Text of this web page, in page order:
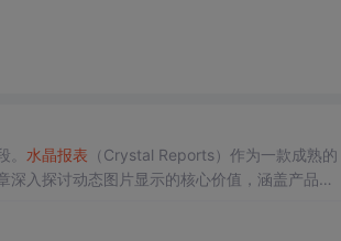
水晶报表 （Crystal Reports）作为一款成熟的
入探讨动态图片显示的核心价值，涵盖产品目